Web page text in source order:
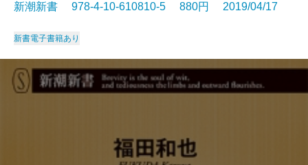
新潮新書 978-4-10-610810-5 880円 2019/04/17
新書電子書籍あり